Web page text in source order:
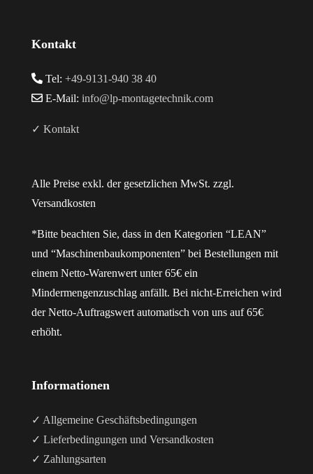
Kontakt
Tel: +49-9131-940 38 40
E-Mail: info@lp-montagetechnik.com
✓ Kontakt
Alle Preise exkl. der gesetzlichen MwSt. zzgl.
Versandkosten
*Bitte beachten Sie, dass in den Kategorien “LEAN”
und “Maschinenbaukomponenten” bei Bestellungen mit
einem Netto-Warenwert unter 65€ ein
Mindermengenzuschlag anfällt. Bei nicht-Erreichen wird
der Netto-Auftragswert automatisch von uns auf 65€
erhöht.
Informationen
✓ Allgemeine Geschäftsbedingungen
✓ Lieferbedingungen und Versandkosten
✓ Zahlungsarten